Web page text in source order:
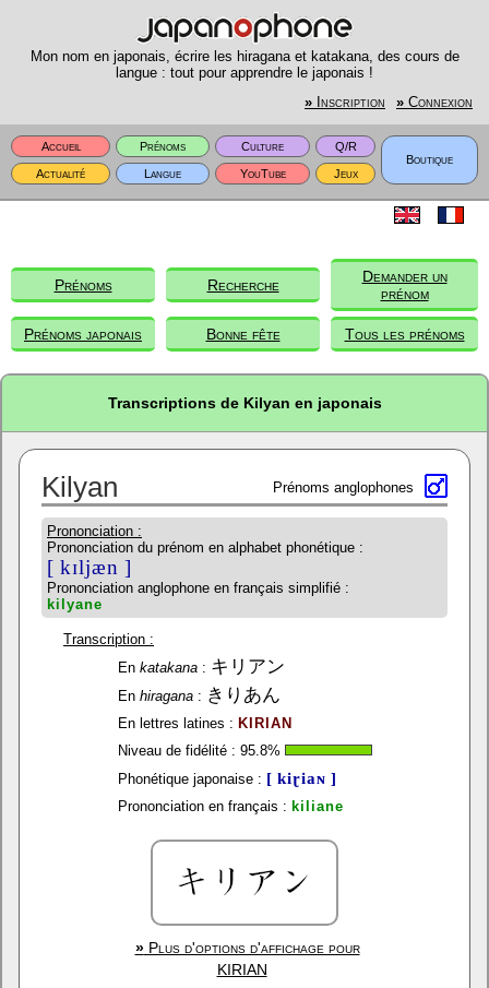
Mon nom en japonais, écrire les hiragana et katakana, des cours de
langue : tout pour apprendre le japonais !
» Inscription » Connexion
Accueil Prénoms Culture
Q/R
Boutique
Actualité
Langue YouTube Jeux
Prénoms Recherche
Demander un
prénom
Prénoms japonais Bonne fête Tous les prénoms
Transcriptions de Kilyan en japonais
Kilyan Prénoms anglophones
Prononciation :
Prononciation du prénom en alphabet phonétique :
[ kɪljæn ]
Prononciation anglophone en français simplifié :
kilyane
Transcription :
En katakana: キリアン
En hiragana: きりあん
En lettres latines : KIRIAN
Niveau de fidélité : 95.8%
Phonétique japonaise : [ kiɽiaɴ ]
Prononciation en français : kiliane
»Plus d'options d'affichage pour
KIRIAN